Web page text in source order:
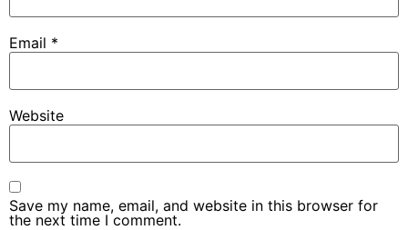
Email *
Website
Save my name, email, and website in this browser for
the next time I comment.